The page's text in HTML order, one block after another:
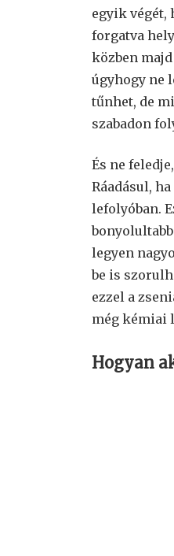
egyik végét,
forgatva
közben
úgyhogy ne
tűnhet, de
szabadon
És ne
Ráadásul,
lefolyóban.
legyen
be is
ezzel a
még kémiai
Hogyan